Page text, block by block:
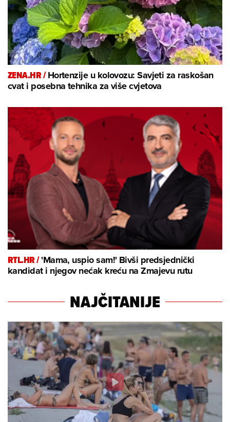
ZENA.HR /Hortenzije u kolovozu: Savjeti za raskošan
cvat i posebna tehnika za više cvjetova
RTL.HR /'Mama, uspio sam!' Bivši predsjednički
kandidat i njegov nećak kreću na Zmajevu rutu
NAJČITANIJE